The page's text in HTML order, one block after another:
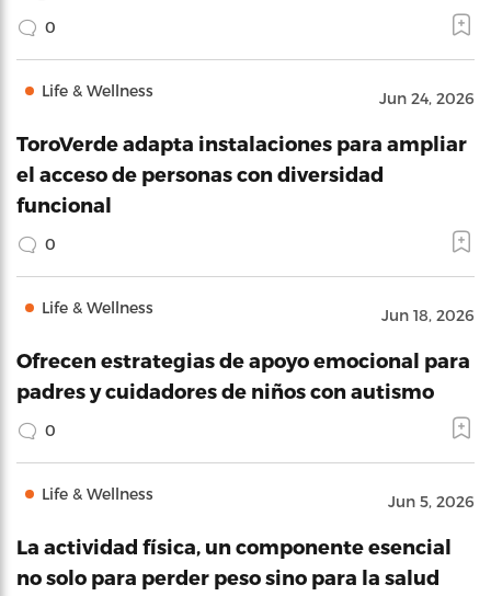
0
Life & Wellness Jun 24, 2026
ToroVerde adapta instalaciones para ampliar
el acceso de personas con diversidad
funcional
0
Life & Wellness Jun 18, 2026
Ofrecen estrategias de apoyo emocional para
padres y cuidadores de niños con autismo
0
Life & Wellness Jun 5, 2026
La actividad física, un componente esencial
no solo para perder peso sino para la salud